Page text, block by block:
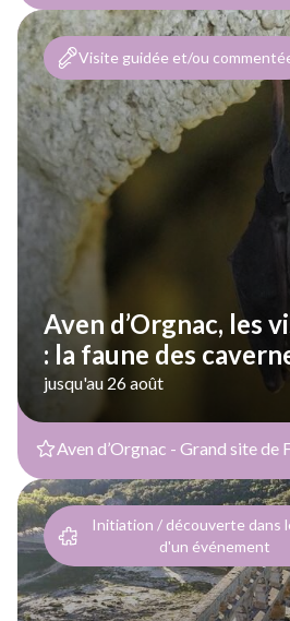
Aven d’Orgnac, les
: la faune des
jusqu'au 26 août
Visite guidée et/ou
Aven d’Orgnac - Grand site de
Initiation / découverte dans
d'un événement